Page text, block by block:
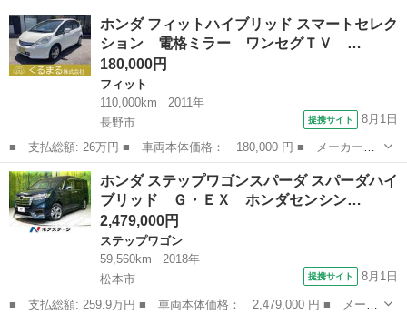
ー名： ホンダ ■ 車種名： Ｎ－ＢＯＸカスタム ■ グレード
名： ベースグレード☆カロッツェリアナビフルセグＴＶ☆ Ｂモニ
ター☆左側パ...
長野 長野市 N-BOX
ホンダ フィットハイブリッド スマートセレク
ション 電格ミラー ワンセグＴＶ …
180,000円
フィット
110,000km
2011年
長野市
提携サイト 8月1日
■ 支払総額: 26万円 ■ 車両本体価格： 180,000 円 ■ メーカー
名： ホンダ ■ 車種名： フィットハイブリッド ■ グレード
名： スマートセレクション 電格ミラー ワンセグＴＶ スマ－ト
キ－ Ｗエアーバック...
長野 長野市 フィット
ホンダ ステップワゴンスパーダ スパーダハイ
ブリッド Ｇ・ＥＸ ホンダセンシン…
2,479,000円
ステップワゴン
59,560km
2018年
松本市
提携サイト 8月1日
■ 支払総額: 259.9万円 ■ 車両本体価格： 2,479,000 円 ■ メーカ